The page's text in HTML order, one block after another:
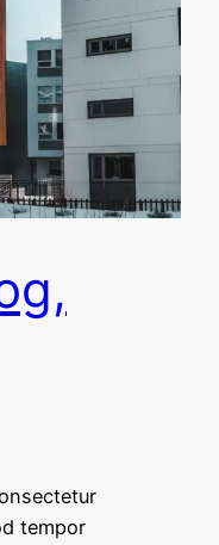
tempor